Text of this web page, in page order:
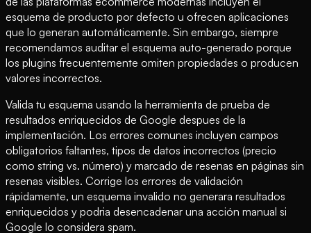
esquema de producto por defecto u ofrecen aplicaciones
que lo generan automáticamente. Sin embargo, siempre
recomendamos auditar el esquema auto-generado porque
los plugins frecuentemente omiten propiedades o producen
valores incorrectos.
Valida tu esquema usando la herramienta de prueba de
resultados enriquecidos de Google despues de la
implementación. Los errores comunes incluyen campos
obligatorios faltantes, tipos de datos incorrectos (precio
como string vs. número) y marcado de resenas en páginas sin
resenas visibles. Corrige los errores de validación
rápidamente, un esquema invalido no generara resultados
enriquecidos y podria desencadenar una acción manual si
Google lo considera spam.